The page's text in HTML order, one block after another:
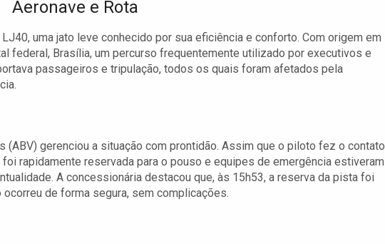
Aeronave e Rota
uma jato leve conhecido por sua eficiência e conforto. Com origem em
federal, Brasília, um percurso frequentemente utilizado por executivos e
passageiros e tripulação, todos os quais foram afetados pela
gerenciou a situação com prontidão. Assim que o piloto fez o
rapidamente reservada para o pouso e equipes de emergência estiveram
A concessionária destacou que, às 15h53, a reserva da pista foi
de forma segura, sem complicações.